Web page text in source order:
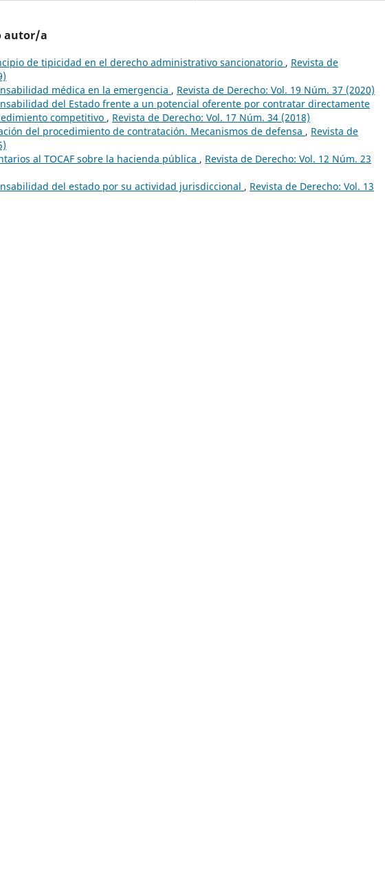
autor/a
de tipicidad en el derecho administrativo sancionatorio , Revista de
médica en la emergencia , Revista de Derecho: Vol. 19 Núm. 37 (2020)
del Estado frente a un potencial oferente por contratar directamente
competitivo , Revista de Derecho: Vol. 17 Núm. 34 (2018)
del procedimiento de contratación. Mecanismos de defensa , Revista de
al TOCAF sobre la hacienda pública , Revista de Derecho: Vol. 12 Núm. 23
del estado por su actividad jurisdiccional , Revista de Derecho: Vol. 13